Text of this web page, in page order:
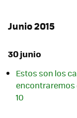
Junio 2015
30 junio
Estos son los
encontraremos
10